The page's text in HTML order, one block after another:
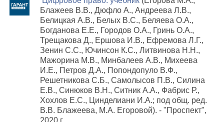
Блажеев В.В., Дюфло А., Андреева Л.В.,
Белицкая А.В., Белых В.С., Беляева О.А.,
Богданова Е.Е., Городов О.А., Гринь О.А.,
Трещакова Д., Ершова И.В., Ефремова Л.Г.,
Зенин С.С., Ючинсон К.С., Литвинова Н.Н.,
Мажорина М.В., Минбалеев А.В., Михеева
И.Е., Петров Д.А., Попондопуло В.Ф.,
Решетникова С.Б., Самолысов П.В., Силина
Е.В., Синюков В.Н., Ситник А.А., Фабрис Р.,
Хохлов Е.С., Цинделиани И.А.; под общ. ред.
В.В. Блажеева, М.А. Егоровой). - "Проспект",